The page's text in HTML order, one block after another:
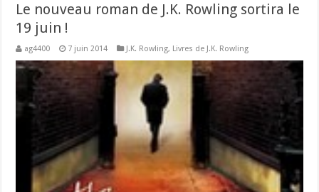
Le nouveau roman de J.K. Rowling sortira le
19 juin !
ag4400 7 juin 2014 J.K. Rowling, Livres de J.K. Rowling